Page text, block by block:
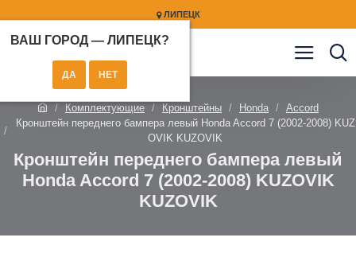
ЛИПЕЦК
ВАШ ГОРОД — ЛИПЕЦК?
Комплектующие Кронштейны Honda
Accord
Кронштейн переднего бампера левый Honda Accord 7 (2002-2008) KUZ
OVIK KUZOVIK
Кронштейн переднего бампера левый
Honda Accord 7 (2002-2008) KUZOVIK
KUZOVIK